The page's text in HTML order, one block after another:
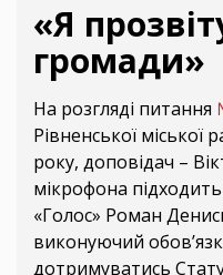
«Я
громади»
На розгляді питання
Рівненської міської
року, доповідач –
мікрофона
«Голос» Роман
виконуючий
дотримуватись